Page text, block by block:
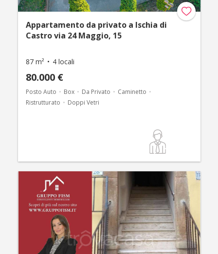
Appartamento da privato a Ischia di
Castro via 24 Maggio, 15
87 m² 4 locali
80.000 €
Posto Auto Box Da Privato
Caminetto
Ristrutturato
Doppi Vetri